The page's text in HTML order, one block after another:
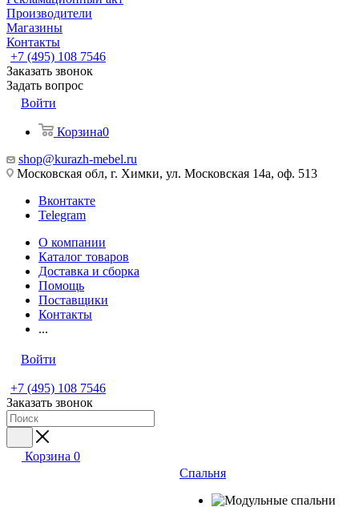
Производители
Магазины
Контакты
+7 (495) 108 7546
Заказать звонок
Задать вопрос
Войти
Корзина0
shop@kurazh-mebel.ru
Московская обл, г. Химки, ул. Московская 14а, оф. 513
Вконтакте
Telegram
О компании
Каталог товаров
Доставка и сборка
Помощь
Поставщики
Контакты
...
Войти
+7 (495) 108 7546
Заказать звонок
Корзина 0
Спальня